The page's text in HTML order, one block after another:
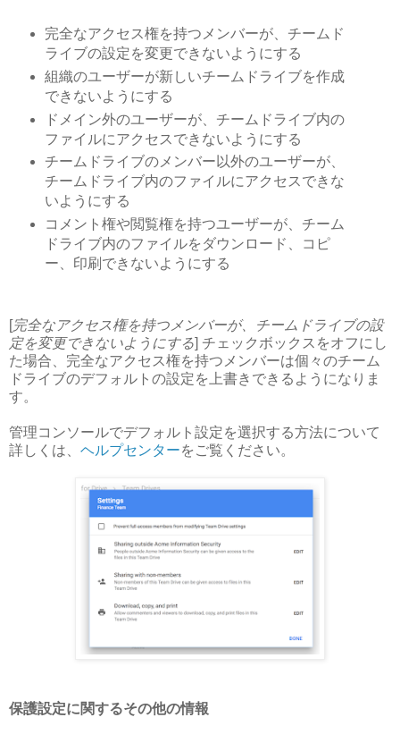
完全なアクセス権を持つメンバーが、チームド
ライブの設定を変更できないようにする
組織のユーザーが新しいチームドライブを作成
できないようにする
ドメイン外のユーザーが、チームドライブ内の
ファイルにアクセスできないようにする
チームドライブのメンバー以外のユーザーが、
チームドライブ内のファイルにアクセスできな
いようにする
コメント権や閲覧権を持つユーザーが、チーム
ドライブ内のファイルをダウンロード、コピ
ー、印刷できないようにする
[完全なアクセス権を持つメンバーが、チームドライブの設
定を変更できないようにする] チェックボックスをオフにし
た場合、完全なアクセス権を持つメンバーは個々のチーム
ドライブのデフォルトの設定を上書きできるようになりま
す。
管理コンソールでデフォルト設定を選択する方法について
詳しくは、 ヘルプセンターをご覧ください。
保護設定に関するその他の情報